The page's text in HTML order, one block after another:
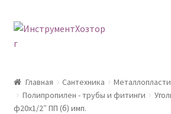
Перейти
Перейти
Возврат товара
Главная Сантехника
Полипропилен - трубы и фитинги
ф20х1/2″ ПП (б) имп.